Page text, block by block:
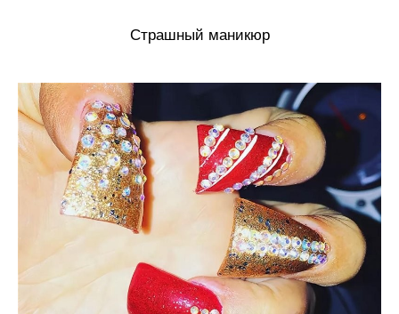
Страшный маникюр